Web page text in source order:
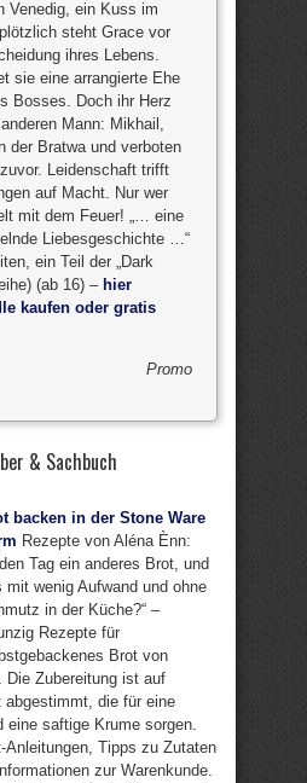
Venedig, ein Kuss im
steht Grace vor
ihres Lebens.
sie eine arrangierte Ehe
Bosses. Doch ihr Herz
Mann: Mikhail,
der Bratwa und verboten
Leidenschaft trifft
auf Macht. Nur wer
mit dem Feuer! „… eine
Liebesgeschichte …“
ein Teil der „Dark
(ab 16) – hier
kaufen oder gratis
Promo
& Sachbuch
backen in der Stone Ware
Rezepte von Aléna Ènn:
Tag ein anderes Brot, und
mit wenig Aufwand und ohne
in der Küche?“ –
Rezepte für
Brot von
Die Zubereitung ist auf
abgestimmt, die für eine
eine saftige Krume sorgen.
Anleitungen, Tipps zu Zutaten
zur Warenkunde.